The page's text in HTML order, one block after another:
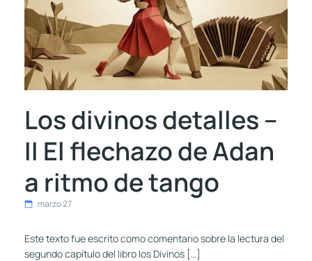
Los divinos detalles –
II El flechazo de Adan
a ritmo de tango
marzo 27
Este texto fue escrito como comentario sobre la lectura del
segundo capítulo del libro los Divinos […]